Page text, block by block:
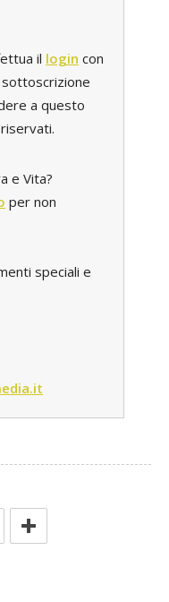
il login con
a questo
e Vita?
per non
speciali e